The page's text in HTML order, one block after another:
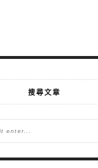
搜尋文章